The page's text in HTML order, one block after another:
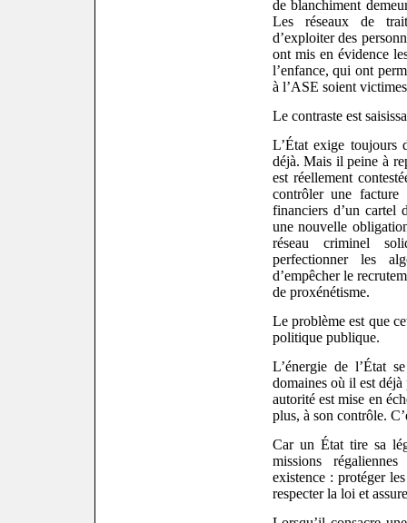
de blanchiment
Les réseaux de
d’exploiter des
ont mis en évidence
l’enfance, qui ont
à l’ASE soient
Le contraste est
L’État exige toujours
déjà. Mais il peine à
est réellement
contrôler une
financiers d’un cartel
une nouvelle
réseau criminel
perfectionner les
d’empêcher le
de proxénétisme.
Le problème est que
politique publique.
L’énergie de l’État
domaines où il est
autorité est mise en
plus, à son contrôle.
Car un État tire sa
missions
existence : protéger
respecter la loi et